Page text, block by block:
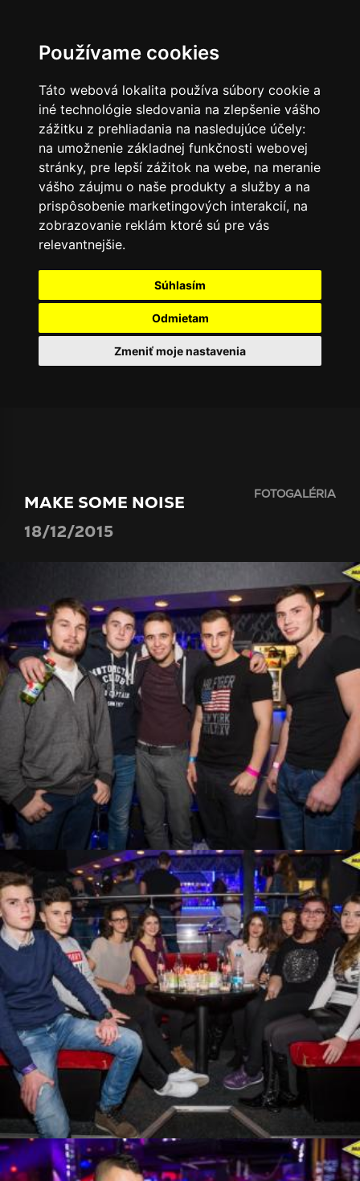
Používame cookies
Táto webová lokalita používa súbory cookie a
iné technológie sledovania na zlepšenie vášho
zážitku z prehliadania na nasledujúce účely:
na umožnenie základnej funkčnosti webovej
stránky, pre lepší zážitok na webe, na meranie
vášho záujmu o naše produkty a služby a na
prispôsobenie marketingových interakcií, na
zobrazovanie reklám ktoré sú pre vás
relevantnejšie.
Súhlasím
Odmietam
Zmeniť moje nastavenia
MAKE SOME NOISE
18/12/2015
FOTOGALÉRIA